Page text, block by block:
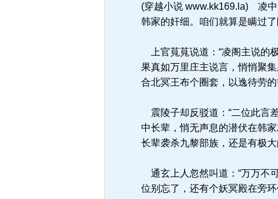
(穿越小说 www.kk169.la) 凌中
韩家的奸细。咱们就算是瞒过
上官萈萈说道：“凌阁主说的
果真如万里庄主说言，悄悄聚
合北冥王布个圈套，以逸待劳
震陵子却反驳道：“二位此言
中长辈，悄无声息的潜伏在韩
长辈袭杀九黎部族，还是有极大
通玄上人忽然叫道：“万万不
位别忘了，还有个妖冥殿在旁环